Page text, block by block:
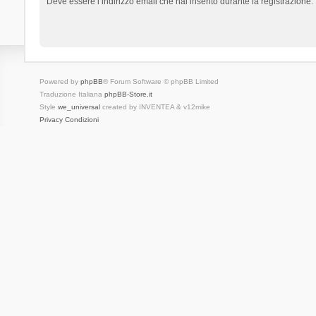
Powered by phpBB® Forum Software © phpBB Limited
Traduzione Italiana phpBB-Store.it
Style we_universalcreated by INVENTEA & v12mike
Privacy Condizioni